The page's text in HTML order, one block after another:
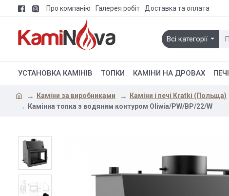
Про компанію Галерея робіт Доставка та оплата
Всі категорії
УСТАНОВКА КАМІНІВ ТОПКИ КАМІНИ НА ДРОВАХ ПЕЧІ
Каміни за виробниками Каміни і печі Kratki (Польща)
Камінна топка з водяним контуром Oliwia/PW/BP/22/W